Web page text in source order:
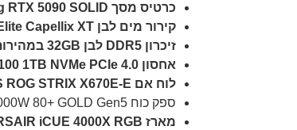
כרטיס מסך Zotac Gaming RTX 5090 SOLID
קירור מים לבן Corsair H100i Elite Capellix XT
זיכרון DDR5 לבן 32GB במהירות 6400MHz CL32
אחסון WD SN5100 1TB NVMe PCIe 4.0
לוח אם ASUS ROG STRIX X670E-E
ספק כוח Corsair RM1000e SHIFT 1000W 80+ GOLD Gen5 – לבן ומוכן לעתיד.
מארז CORSAIR iCUE 4000X RGB – לבן עם ARGB, זרימת אוויר מיטבית ועיצוב מודרני.